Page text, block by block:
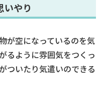
やり
が空になっているのを気
るように雰囲気をつくっ
ついたり気遣いのできる